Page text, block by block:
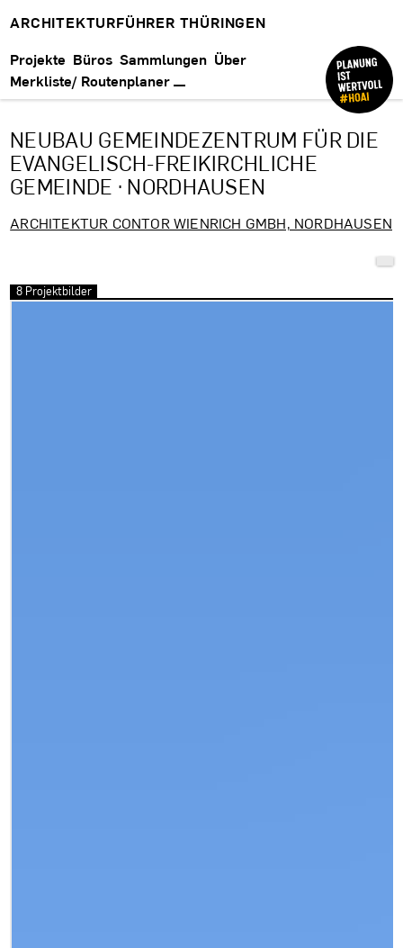
ARCHITEKTURFÜHRER THÜRINGEN
Projekte Büros Sammlungen Über
Merkliste/ Routenplaner
NEUBAU GEMEINDEZENTRUM FÜR DIE
EVANGELISCH-FREIKIRCHLICHE
GEMEINDE · NORDHAUSEN
ARCHITEKTUR CONTOR WIENRICH GMBH, NORDHAUSEN
8 Projektbilder
Bilder überspringen